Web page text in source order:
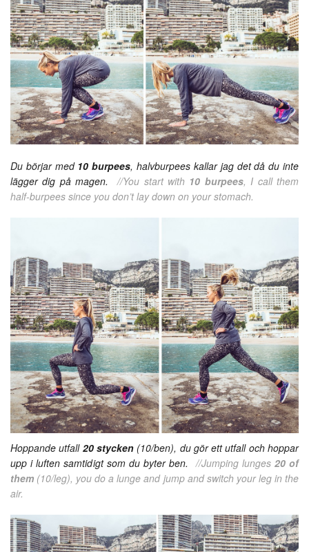
Du börjar med 10 burpees, halvburpees kallar jag det då du inte
lägger dig på magen.
//You start with 10 burpees, I call them
half-burpees since you don’t lay down on your stomach.
Hoppande utfall 20 stycken(10/ben), du gör ett utfall och hoppar
upp i luften samtidigt som du byter ben. //Jumping lunges 20 of
them (10/leg), you do a lunge and jump and switch your leg in the
air.